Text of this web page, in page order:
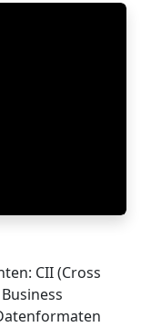
CII (Cross